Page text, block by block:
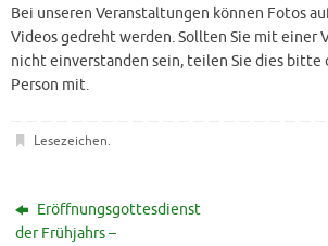
Bei unseren Veranstaltungen können Fotos
Videos gedreht werden. Sollten Sie mit einer
nicht einverstanden sein, teilen Sie dies bitte
Person mit.
Lesezeichen.
Eröffnungsgottesdienst
der Frühjahrs –